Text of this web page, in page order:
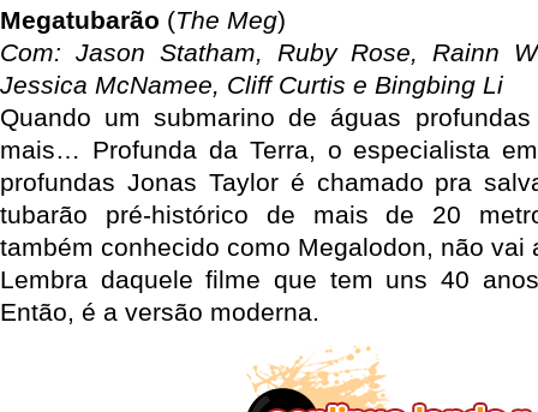
Megatubarão (The Meg)
Com: Jason Statham, Ruby Rose, Rainn
Jessica McNamee, Cliff Curtis e Bingbing Li
Quando um submarino de águas
mais… Profunda da Terra, o especialista
profundas Jonas Taylor é chamado pra
tubarão pré-histórico de mais de 20
também conhecido como Megalodon, não vai
Lembra daquele filme que tem uns 40
Então, é a versão moderna.